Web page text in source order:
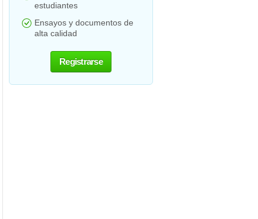
estudiantes
Ensayos y documentos de
alta calidad
Registrarse